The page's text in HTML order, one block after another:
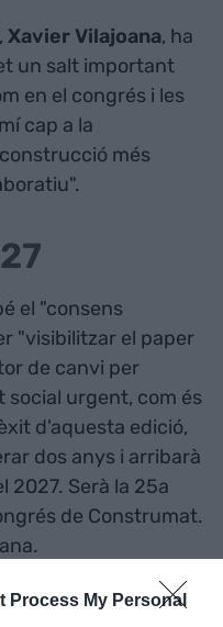
Process My Personal
Xavier Vilajoana, ha
un salt important
en el congrés i les
cap a la
més
el "consens
"visibilitzar el paper
de canvi per
social urgent, com és
d'aquesta edició,
dos anys i arribarà
2027. Serà la 25a
de Construmat.